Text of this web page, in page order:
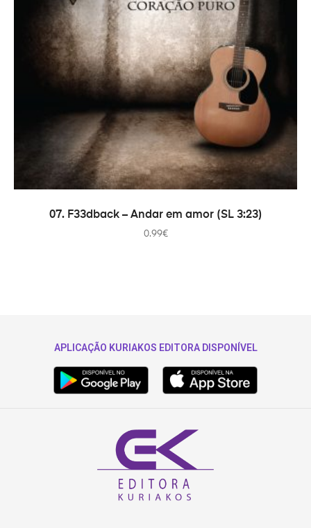
ADICIONAR
07. F33dback – Andar em amor (SL 3:23)
0.99€
APLICAÇÃO KURIAKOS EDITORA DISPONÍVEL